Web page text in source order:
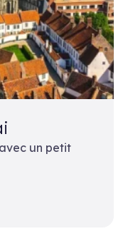
un petit